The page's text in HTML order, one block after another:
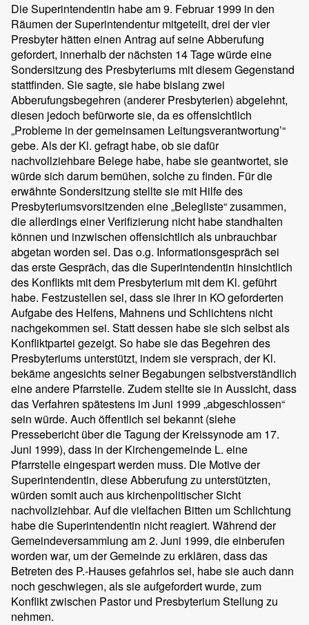
Die Superintendentin habe am 9. Februar 1999 in den
Räumen der Superintendentur mitgeteilt, drei der vier
Presbyter hätten einen Antrag auf seine Abberufung
gefordert, innerhalb der nächsten 14 Tage würde eine
Sondersitzung des Presbyteriums mit diesem Gegenstand
stattfinden. Sie sagte, sie habe bislang zwei
Abberufungsbegehren (anderer Presbyterien) abgelehnt,
diesen jedoch befürworte sie, da es offensichtlich
„Probleme in der gemeinsamen Leitungsverantwortung’“
gebe. Als der Kl. gefragt habe, ob sie dafür
nachvollziehbare Belege habe, habe sie geantwortet, sie
würde sich darum bemühen, solche zu finden. Für die
erwähnte Sondersitzung stellte sie mit Hilfe des
Presbyteriumsvorsitzenden eine „Belegliste“ zusammen,
die allerdings einer Verifizierung nicht habe standhalten
können und inzwischen offensichtlich als unbrauchbar
abgetan worden sei. Das o.g. Informationsgespräch sei
das erste Gespräch, das die Superintendentin hinsichtlich
des Konflikts mit dem Presbyterium mit dem Kl. geführt
habe. Festzustellen sei, dass sie ihrer in KO geforderten
Aufgabe des Helfens, Mahnens und Schlichtens nicht
nachgekommen sei. Statt dessen habe sie sich selbst als
Konfliktpartei gezeigt. So habe sie das Begehren des
Presbyteriums unterstützt, indem sie versprach, der Kl.
bekäme angesichts seiner Begabungen selbstverständlich
eine andere Pfarrstelle. Zudem stellte sie in Aussicht, dass
das Verfahren spätestens im Juni 1999 „abgeschlossen“
sein würde. Auch öffentlich sei bekannt (siehe
Pressebericht über die Tagung der Kreissynode am 17.
Juni 1999), dass in der Kirchengemeinde L. eine
Pfarrstelle eingespart werden muss. Die Motive der
Superintendentin, diese Abberufung zu unterstützten,
würden somit auch aus kirchenpolitischer Sicht
nachvollziehbar. Auf die vielfachen Bitten um Schlichtung
habe die Superintendentin nicht reagiert. Während der
Gemeindeversammlung am 2. Juni 1999, die einberufen
worden war, um der Gemeinde zu erklären, dass das
Betreten des P.-Hauses gefahrlos sei, habe sie auch dann
noch geschwiegen, als sie aufgefordert wurde, zum
Konflikt zwischen Pastor und Presbyterium Stellung zu
nehmen.